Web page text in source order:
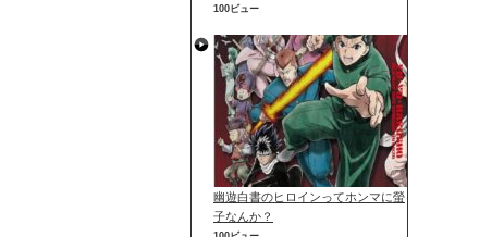
100ビュー
幽遊白書のヒロインってホンマに螢
子なんか？